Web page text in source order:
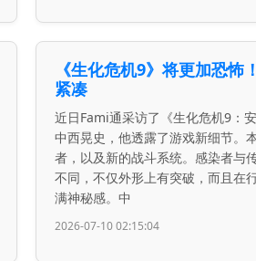
《生化危机9》将更加恐怖
紧凑
近日Fami通采访了《生化危机9：
中西晃史，他透露了游戏新细节。
者，以及新的战斗系统。感染者与
不同，不仅外形上有突破，而且在
满神秘感。中
2026-07-10 02:15:04